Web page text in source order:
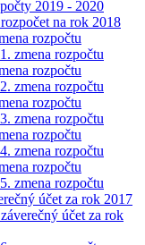
2019 - 2020
na rok 2018
rozpočtu
zmena rozpočtu
rozpočtu
zmena rozpočtu
rozpočtu
zmena rozpočtu
rozpočtu
zmena rozpočtu
rozpočtu
zmena rozpočtu
účet za rok 2017
účet za rok